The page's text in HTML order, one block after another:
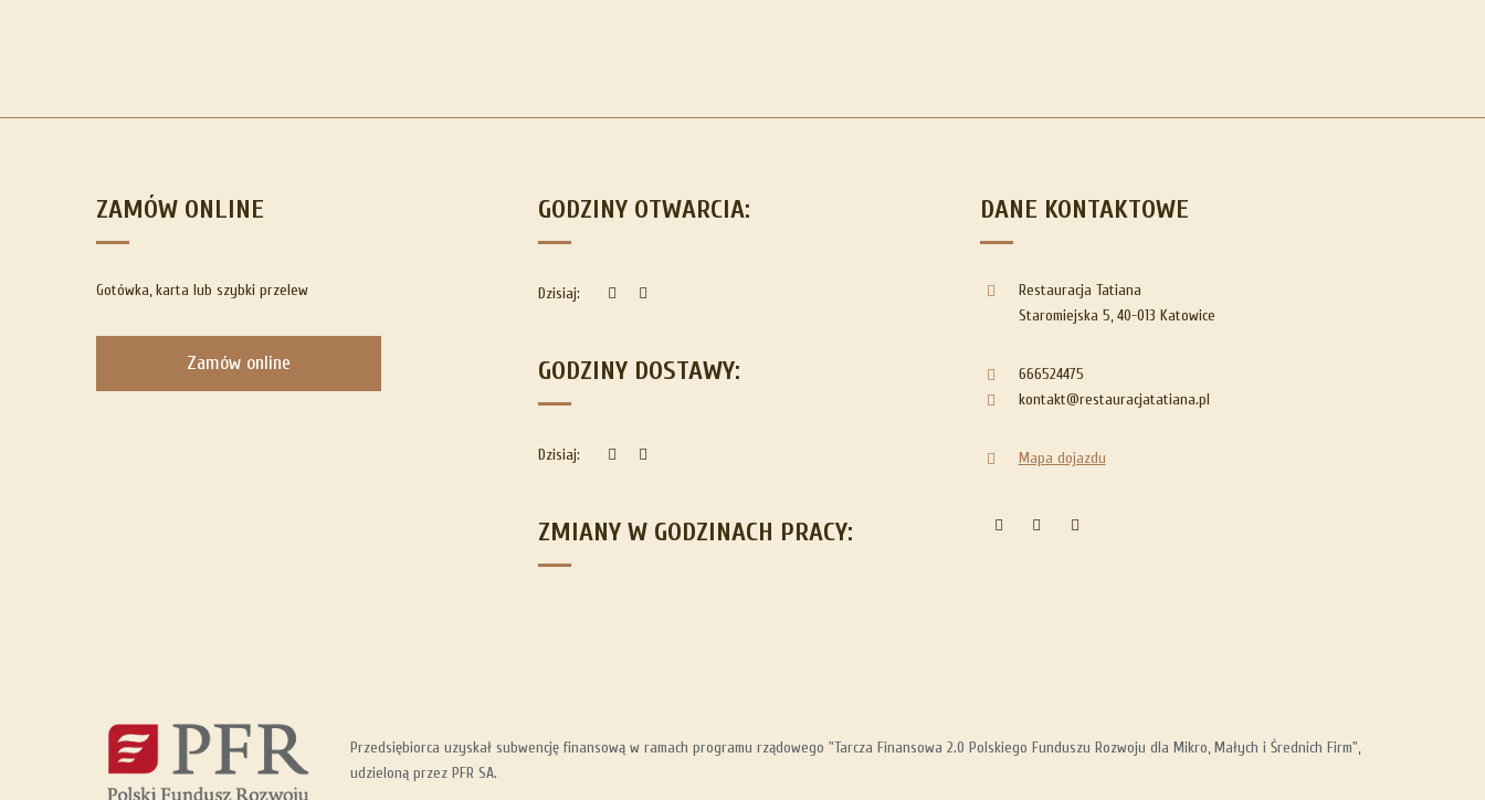
ZAMÓW ONLINE
Gotówka, karta lub szybki przelew
Zamów online
GODZINY OTWARCIA:
Dzisiaj:
GODZINY DOSTAWY:
Dzisiaj:
ZMIANY W GODZINACH PRACY:
DANE KONTAKTOWE
Restauracja Tatiana
Staromiejska 5, 40-013 Katowice
666524475
kontakt@restauracjatatiana.pl
Mapa dojazdu
Przedsiębiorca uzyskał subwencję finansową w ramach programu rządowego "Tarcza Finansowa 2.0 Polskiego Funduszu Rozwoju dla Mikro, Małych i Średnich Firm",
udzieloną przez PFR SA.